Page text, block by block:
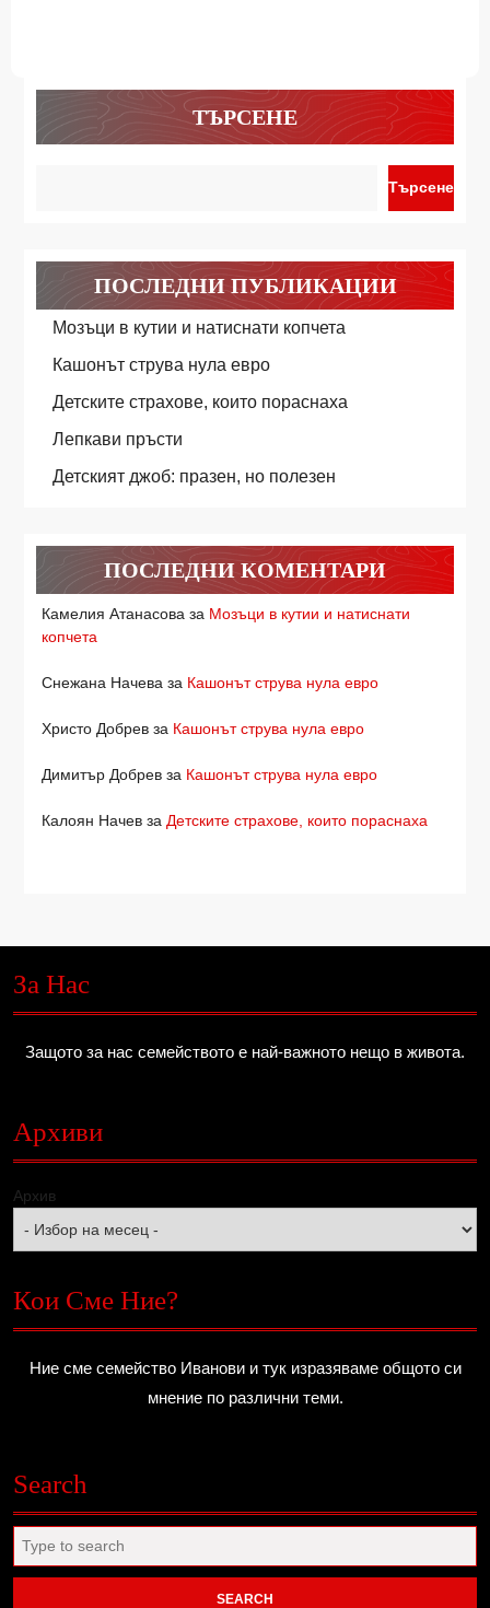
ТЪРСЕНЕ
Търсене
ПОСЛЕДНИ ПУБЛИКАЦИИ
Мозъци в кутии и натиснати копчета
Кашонът струва нула евро
Детските страхове, които пораснаха
Лепкави пръсти
Детският джоб: празен, но полезен
ПОСЛЕДНИ КОМЕНТАРИ
Камелия Атанасова за Мозъци в кутии и натиснати
копчета
Снежана Начева за Кашонът струва нула евро
Христо Добрев за Кашонът струва нула евро
Димитър Добрев за Кашонът струва нула евро
Калоян Начев за Детските страхове, които пораснаха
За Нас
Защото за нас семейството е най-важното нещо в живота.
Архиви
Архив
Кои Сме Ние?
Ние сме семейство Иванови и тук изразяваме общото си
мнение по различни теми.
Search
for: